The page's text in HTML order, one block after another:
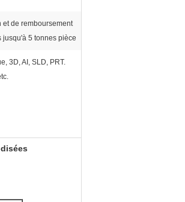
et de remboursement
jusqu'à 5 tonnes pièce
3D, AI, SLD, PRT.